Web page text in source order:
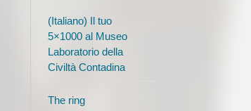
(Italiano) Il tuo
5×1000 al Museo
Laboratorio della
Civiltà Contadina
The ring